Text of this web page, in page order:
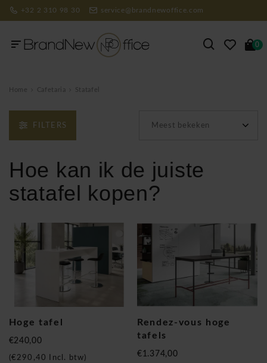
+32 2 310 98 30 service@brandnewoffice.com
0
Home Cafetaria Statafel
FILTERS Meest bekeken
Hoe kan ik de juiste
statafel kopen?
Hoge tafel
€240,00
€290,40 Incl. btw)
Rendez-vous hoge
tafels
€1.374,00